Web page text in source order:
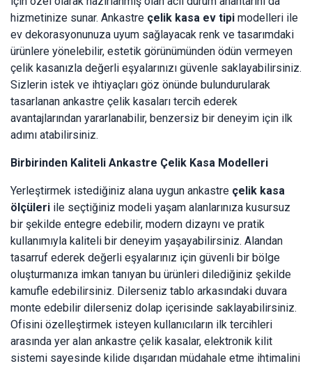
hizmetinize sunar. Ankastre çelik kasa ev tipi modelleri ile
ev dekorasyonunuza uyum sağlayacak renk ve tasarımdaki
ürünlere yönelebilir, estetik görünümünden ödün vermeyen
çelik kasanızla değerli eşyalarınızı güvenle saklayabilirsiniz.
Sizlerin istek ve ihtiyaçları göz önünde bulundurularak
tasarlanan ankastre çelik kasaları tercih ederek
avantajlarından yararlanabilir, benzersiz bir deneyim için ilk
adımı atabilirsiniz.
Birbirinden Kaliteli Ankastre Çelik Kasa Modelleri
Yerleştirmek istediğiniz alana uygun ankastre çelik kasa
ölçüleri ile seçtiğiniz modeli yaşam alanlarınıza kusursuz
bir şekilde entegre edebilir, modern dizaynı ve pratik
kullanımıyla kaliteli bir deneyim yaşayabilirsiniz. Alandan
tasarruf ederek değerli eşyalarınız için güvenli bir bölge
oluşturmanıza imkan tanıyan bu ürünleri dilediğiniz şekilde
kamufle edebilirsiniz. Dilerseniz tablo arkasındaki duvara
monte edebilir dilerseniz dolap içerisinde saklayabilirsiniz.
Ofisini özelleştirmek isteyen kullanıcıların ilk tercihleri
arasında yer alan ankastre çelik kasalar, elektronik kilit
sistemi sayesinde kilide dışarıdan müdahale etme ihtimalini